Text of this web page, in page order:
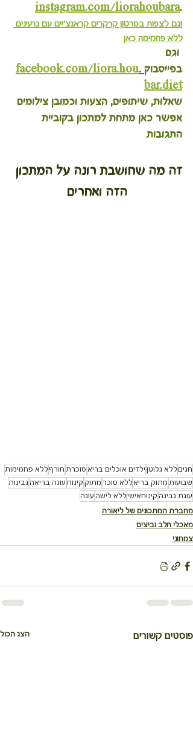
.
instagram.com/liorahoubara
וגם לצפות בסרטון קרקרים קראנצ'יים עם גרעינים
ללא פחמימה כאן
וגם
בפייסבוק .
facebook.com/liora.hou
bar.diet
שאלות, שיתופים, הצעות וכמובן צילומים
אפשר כאן מתחת למתכון בקוביית
התגובות
זה מה שחושבת רונה על המתכון
הזה ואחרים
חגיםללא גלוטן ילדים אוכלים בריא סוכרת חורףללא פחמימות
שבועות מתוק בריאללא סוכר מתוק קינוח עוגה בריאה גבינות
עוגת גבינה קינוחאישיללא לישה עוגה
מחברת המתכונים של ליאורה
מאכלי חלב וביצים
צמחוני
פוסטים קשורים הצג הכול